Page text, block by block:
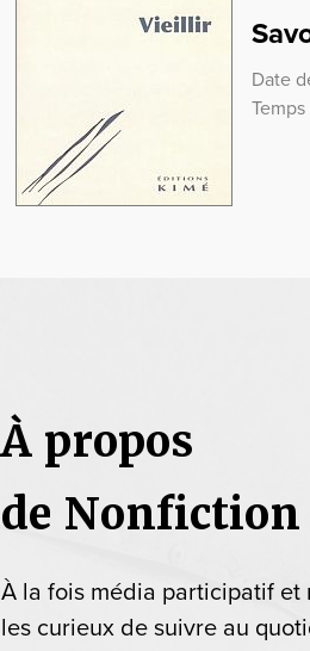
Date
À propos
de Nonfiction
À la fois média participatif et
les curieux de suivre au